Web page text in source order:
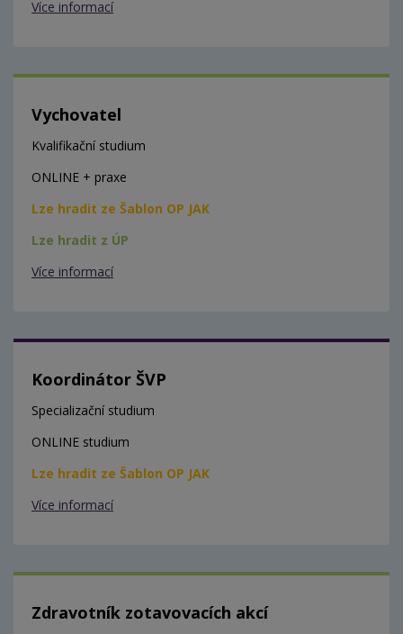
Více informací
Vychovatel
Kvalifikační studium
ONLINE + praxe
Lze hradit ze Šablon OP JAK
Lze hradit z ÚP
Více informací
Koordinátor ŠVP
Specializační studium
ONLINE studium
Lze hradit ze Šablon OP JAK
Více informací
Zdravotník zotavovacích akcí